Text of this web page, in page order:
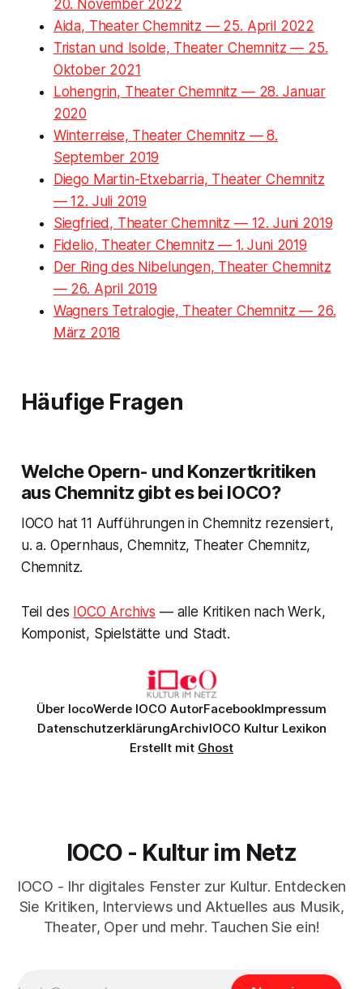
20. November 2022
Aida, Theater Chemnitz — 25. April 2022
Tristan und Isolde, Theater Chemnitz — 25.
Oktober 2021
Lohengrin, Theater Chemnitz — 28. Januar
2020
Winterreise, Theater Chemnitz — 8.
September 2019
Diego Martin-Etxebarria, Theater Chemnitz
— 12. Juli 2019
Siegfried, Theater Chemnitz — 12. Juni 2019
Fidelio, Theater Chemnitz — 1. Juni 2019
Der Ring des Nibelungen, Theater Chemnitz
— 26. April 2019
Wagners Tetralogie, Theater Chemnitz — 26.
März 2018
Häufige Fragen
Welche Opern- und Konzertkritiken
aus Chemnitz gibt es bei IOCO?
IOCO hat 11 Aufführungen in Chemnitz rezensiert,
u. a. Opernhaus, Chemnitz, Theater Chemnitz,
Chemnitz.
Teil des IOCO Archivs — alle Kritiken nach Werk,
Komponist, Spielstätte und Stadt.
Über IocoWerde IOCO AutorFacebookImpressum
DatenschutzerklärungArchivIOCO Kultur Lexikon
Erstellt mit Ghost
IOCO - Kultur im Netz
IOCO - Ihr digitales Fenster zur Kultur. Entdecken
Sie Kritiken, Interviews und Aktuelles aus Musik,
Theater, Oper und mehr. Tauchen Sie ein!